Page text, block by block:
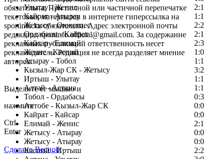
Улытау - Женис
2:1
Кайрат - Атырау
1:1
Жетысу - Окжетпес
2:2
Ордабасы - Кайрат
2:1
Кайсар - Елимай
2:3
Женис - Каспий
1:0
Атырау - Тобол
1:1
Кызыл-Жар СК - Жетысу
3:2
Иртыш - Улытау
1:1
Алтай - Астана
1:1
Тобол - Ордабасы
0:3
Актобе - Кызыл-Жар СК
0:0
Кайрат - Кайсар
0:0
Елимай - Женис
2:1
Жетысу - Атырау
0:0
Жетысу - Атырау
0:0
Каспий - Иртыш
2:2
обязательна. При полной или частичной перепечатке
текстовых материалов в интернете гиперссылка на
sportinfo.kz обязательна. Адрес электронной почты
редакции: sportinfo.official@gmail.com. За содержание
рекламных публикаций ответственность несет
рекламодатель. Редакция не всегда разделяет мнение
авторов.
Заметили ошибку в тексте?
Выделите ее мышью и
нажмите
Ctrl
Enter
Сделано Весной